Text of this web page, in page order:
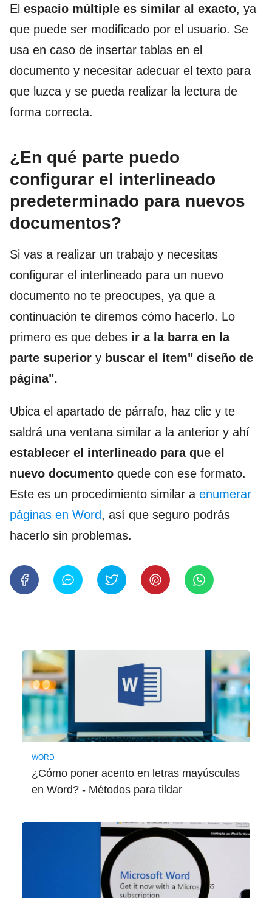
El espacio múltiple es similar al exacto, ya
que puede ser modificado por el usuario. Se
usa en caso de insertar tablas en el
documento y necesitar adecuar el texto para
que luzca y se pueda realizar la lectura de
forma correcta.
¿En qué parte puedo
configurar el interlineado
predeterminado para nuevos
documentos?
Si vas a realizar un trabajo y necesitas
configurar el interlineado para un nuevo
documento no te preocupes, ya que a
continuación te diremos cómo hacerlo. Lo
primero es que debes ir a la barra en la
parte superior y buscar el ítem" diseño de
página".
Ubica el apartado de párrafo, haz clic y te
saldrá una ventana similar a la anterior y ahí
establecer el interlineado para que el
nuevo documento quede con ese formato.
Este es un procedimiento similar a enumerar
páginas en Word, así que seguro podrás
hacerlo sin problemas.
WORD
¿Cómo poner acento en letras mayúsculas
en Word? - Métodos para tildar